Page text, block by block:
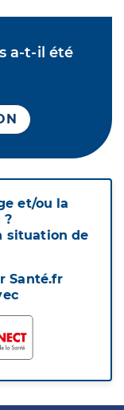
a-t-il été
et/ou la
?
situation de
Santé.fr